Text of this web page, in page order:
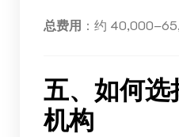
总费用 ：约
五、如何选
机构